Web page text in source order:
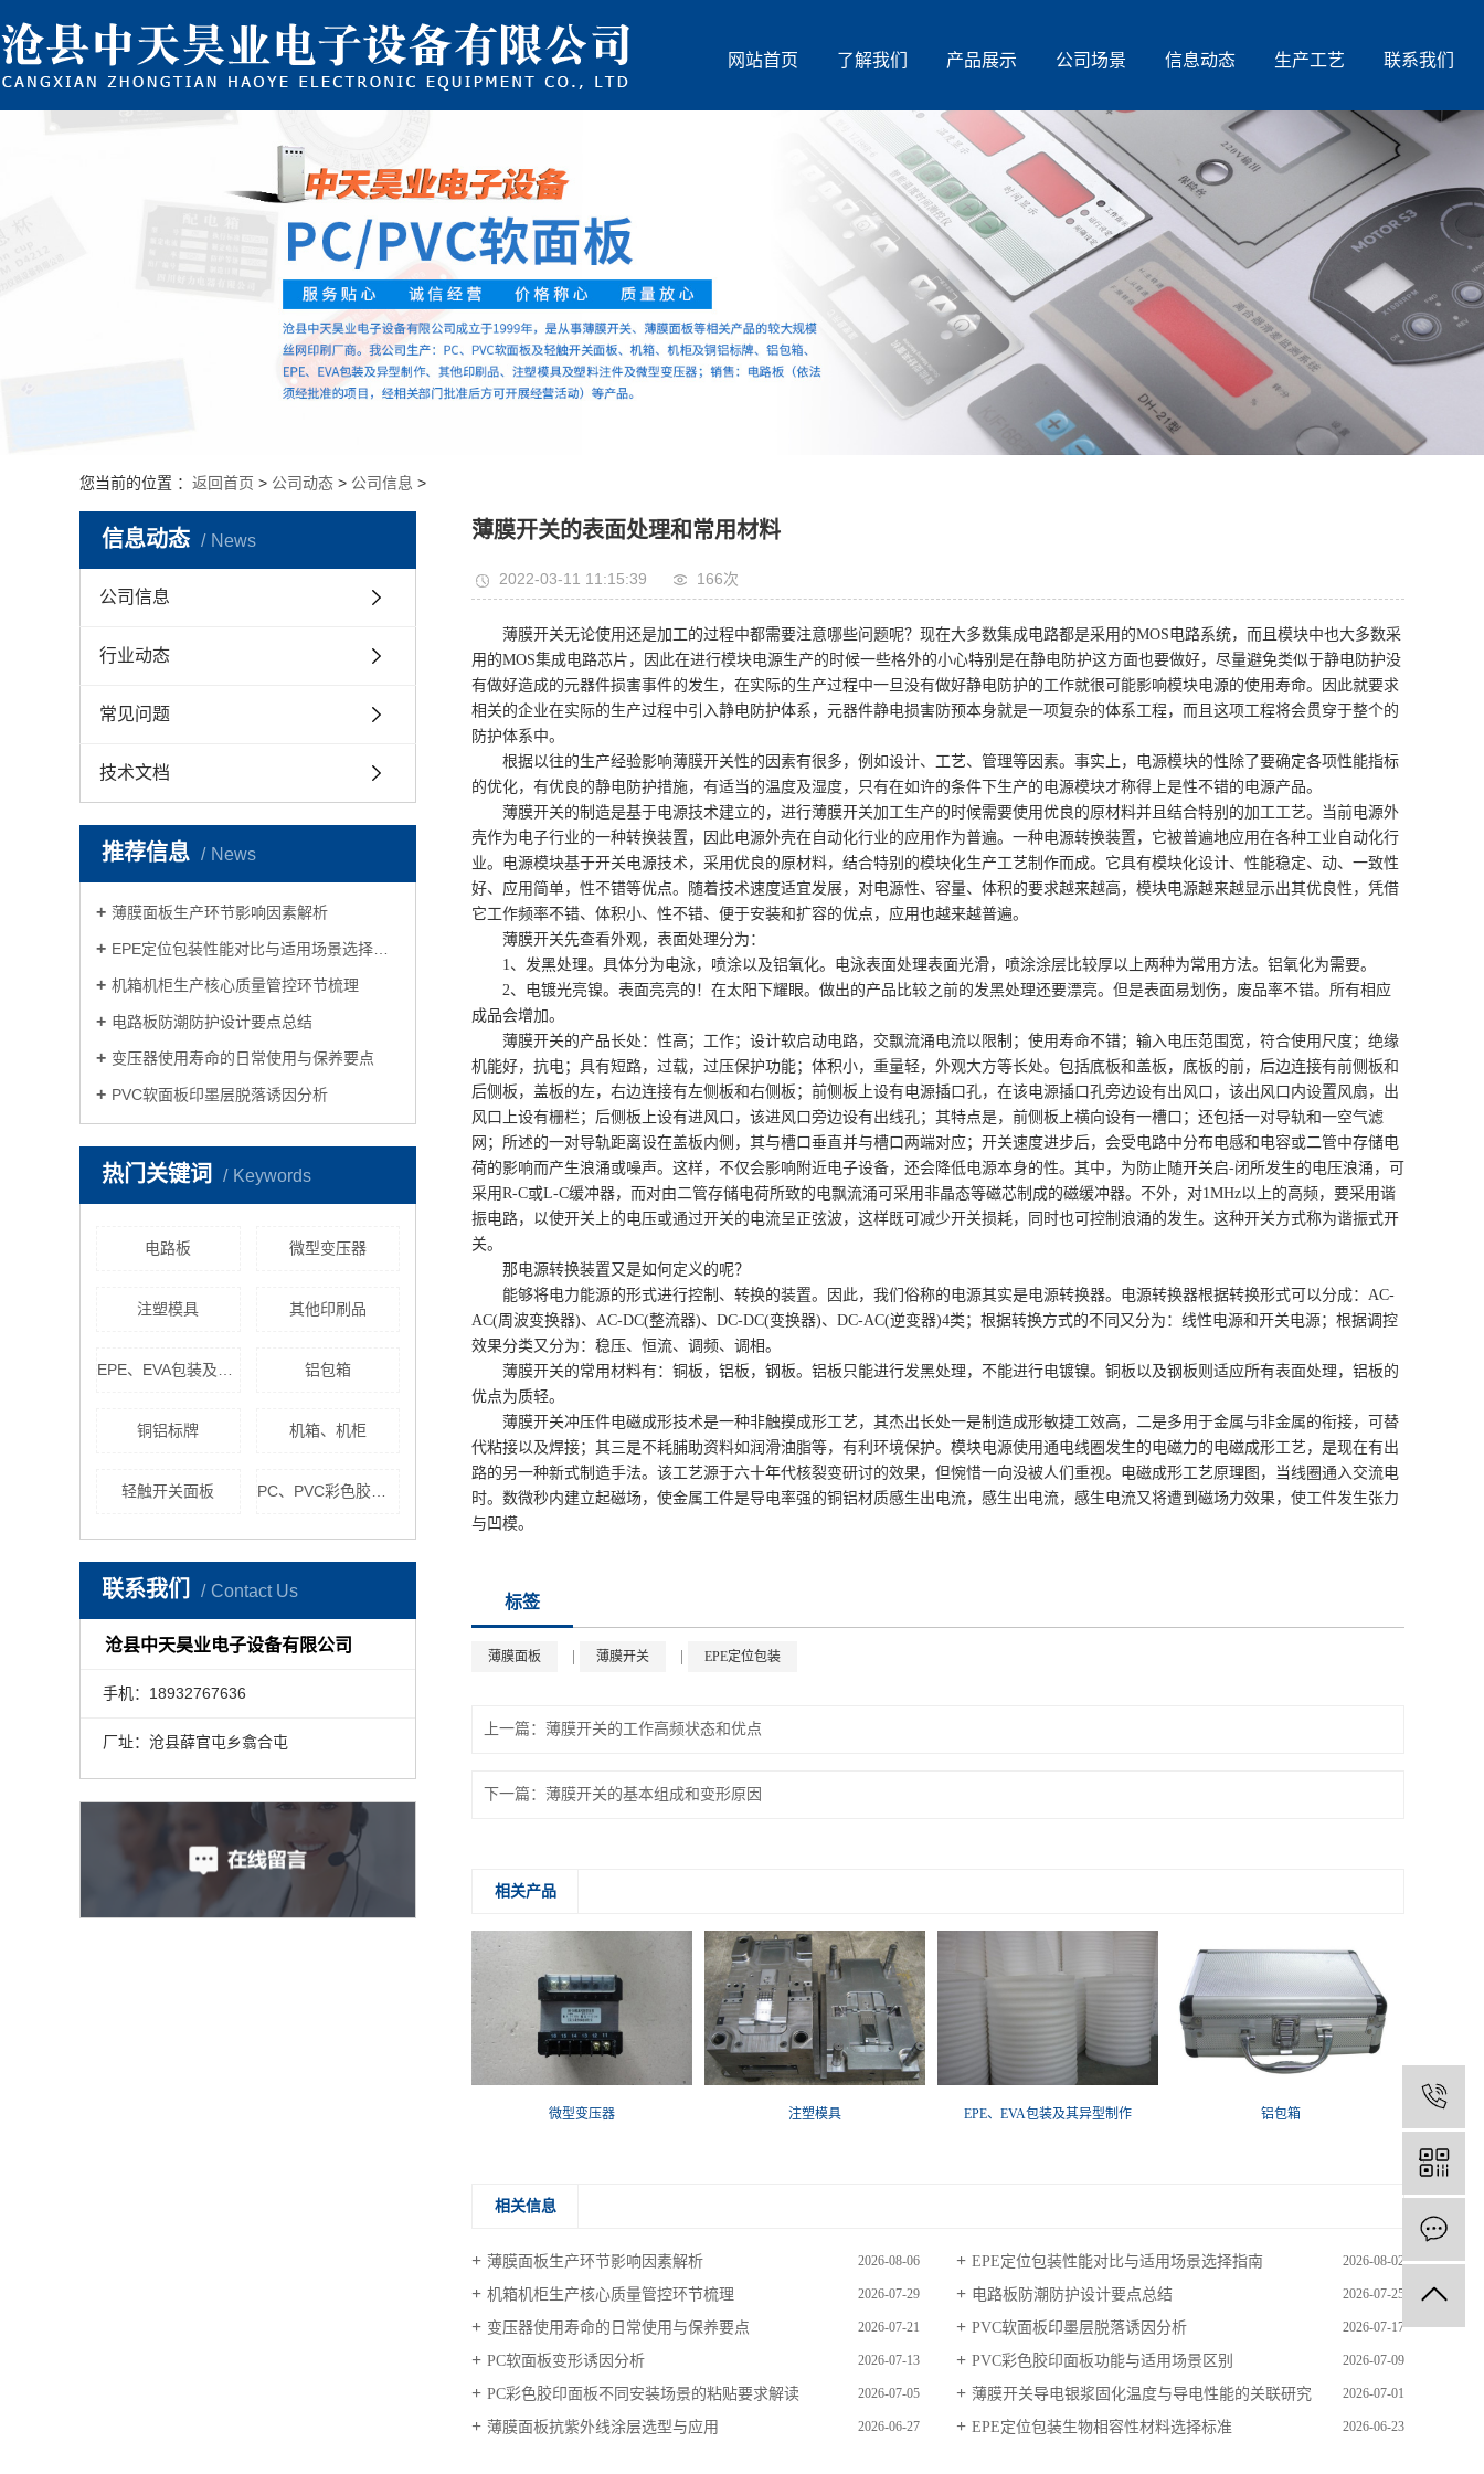
网站首页 了解我们 产品展示 公司场景 信息动态 生产工艺 联系我们
您当前的位置 ： 返回首页 > 公司动态 > 公司信息 >
信息动态 News
公司信息
行业动态
常见问题
技术文档
推荐信息 News
薄膜面板生产环节影响因素解析
EPE定位包装性能对比与适用场景选择指南
机箱机柜生产核心质量管控环节梳理
电路板防潮防护设计要点总结
变压器使用寿命的日常使用与保养要点
PVC软面板印墨层脱落诱因分析
热门关键词 Keywords
电路板 微型变压器
注塑模具 其他印刷品
铝包箱
铜铝标牌 机箱、机柜
轻触开关面板 PC、PVC彩色胶印面板
联系我们 Contact Us
沧县中天昊业电子设备有限公司
手机：18932767636
厂址：沧县薛官屯乡翕合屯
薄膜开关的表面处理和常用材料
2022-03-11 11:15:39 166次
薄膜开关无论使用还是加工的过程中都需要注意哪些问题呢？现在大多数集成电路都是采用的MOS电路系统，而且模块中也大多数采
用的MOS集成电路芯片，因此在进行模块电源生产的时候一些格外的小心特别是在静电防护这方面也要做好，尽量避免类似于静电防护没
有做好造成的元器件损害事件的发生，在实际的生产过程中一旦没有做好静电防护的工作就很可能影响模块电源的使用寿命。因此就要求
相关的企业在实际的生产过程中引入静电防护体系，元器件静电损害防预本身就是一项复杂的体系工程，而且这项工程将会贯穿于整个的
防护体系中。
根据以往的生产经验影响薄膜开关性的因素有很多，例如设计、工艺、管理等因素。事实上，电源模块的性除了要确定各项性能指标
的优化，有优良的静电防护措施，有适当的温度及湿度，只有在如许的条件下生产的电源模块才称得上是性不错的电源产品。
薄膜开关的制造是基于电源技术建立的，进行薄膜开关加工生产的时候需要使用优良的原材料并且结合特别的加工工艺。当前电源外
壳作为电子行业的一种转换装置，因此电源外壳在自动化行业的应用作为普遍。一种电源转换装置，它被普遍地应用在各种工业自动化行
业。电源模块基于开关电源技术，采用优良的原材料，结合特别的模块化生产工艺制作而成。它具有模块化设计、性能稳定、动、一致性
好、应用简单，性不错等优点。随着技术速度适宜发展，对电源性、容量、体积的要求越来越高，模块电源越来越显示出其优良性，凭借
它工作频率不错、体积小、性不错、便于安装和扩容的优点，应用也越来越普遍。
薄膜开关先查看外观，表面处理分为：
1、发黑处理。具体分为电泳，喷涂以及铝氧化。电泳表面处理表面光滑，喷涂涂层比较厚以上两种为常用方法。铝氧化为需要。
2、电镀光亮镍。表面亮亮的！在太阳下耀眼。做出的产品比较之前的发黑处理还要漂亮。但是表面易划伤，废品率不错。所有相应
成品会增加。
薄膜开关的产品长处：性高；工作；设计软启动电路，交飘流涌电流以限制；使用寿命不错；输入电压范围宽，符合使用尺度；绝缘
机能好，抗电；具有短路，过载，过压保护功能；体积小，重量轻，外观大方等长处。包括底板和盖板，底板的前，后边连接有前侧板和
后侧板，盖板的左，右边连接有左侧板和右侧板；前侧板上设有电源插口孔，在该电源插口孔旁边设有出风口，该出风口内设置风扇，出
风口上设有栅栏；后侧板上设有进风口，该进风口旁边设有出线孔；其特点是，前侧板上横向设有一槽口；还包括一对导轨和一空气滤
网；所述的一对导轨距离设在盖板内侧，其与槽口垂直并与槽口两端对应；开关速度进步后，会受电路中分布电感和电容或二管中存储电
荷的影响而产生浪涌或噪声。这样，不仅会影响附近电子设备，还会降低电源本身的性。其中，为防止随开关启-闭所发生的电压浪涌，可
采用R-C或L-C缓冲器，而对由二管存储电荷所致的电飘流涌可采用非晶态等磁芯制成的磁缓冲器。不外，对1MHz以上的高频，要采用谐
振电路，以使开关上的电压或通过开关的电流呈正弦波，这样既可减少开关损耗，同时也可控制浪涌的发生。这种开关方式称为谐振式开
关。
那电源转换装置又是如何定义的呢？
能够将电力能源的形式进行控制、转换的装置。因此，我们俗称的电源其实是电源转换器。电源转换器根据转换形式可以分成：AC-
AC(周波变换器)、AC-DC(整流器)、DC-DC(变换器)、DC-AC(逆变器)4类；根据转换方式的不同又分为：线性电源和开关电源；根据调控
效果分类又分为：稳压、恒流、调频、调相。
薄膜开关的常用材料有：铜板，铝板，钢板。铝板只能进行发黑处理，不能进行电镀镍。铜板以及钢板则适应所有表面处理，铝板的
优点为质轻。
薄膜开关冲压件电磁成形技术是一种非触摸成形工艺，其杰出长处一是制造成形敏捷工效高，二是多用于金属与非金属的衔接，可替
代粘接以及焊接；其三是不耗脯助资料如润滑油脂等，有利环境保护。模块电源使用通电线圈发生的电磁力的电磁成形工艺，是现在有出
路的另一种新式制造手法。该工艺源于六十年代核裂变研讨的效果，但惋惜一向没被人们重视。电磁成形工艺原理图，当线圈通入交流电
时。数微秒内建立起磁场，使金属工件是导电率强的铜铝材质感生出电流，感生出电流，感生电流又将遭到磁场力效果，使工件发生张力
与凹模。
标签
薄膜面板 薄膜开关 EPE定位包装
上一篇： 薄膜开关的工作高频状态和优点
下一篇： 薄膜开关的基本组成和变形原因
相关产品
微型变压器 注塑模具 EPE、EVA包装及其异型制作 铝包箱
相关信息
薄膜面板生产环节影响因素解析 2026-08-06 EPE定位包装性能对比与适用场景选择指南 2026-08-02
机箱机柜生产核心质量管控环节梳理 2026-07-29 电路板防潮防护设计要点总结 2026-07-25
变压器使用寿命的日常使用与保养要点 2026-07-21 PVC软面板印墨层脱落诱因分析 2026-07-17
PC软面板变形诱因分析 2026-07-13 PVC彩色胶印面板功能与适用场景区别 2026-07-09
PC彩色胶印面板不同安装场景的粘贴要求解读 2026-07-05 薄膜开关导电银浆固化温度与导电性能的关联研究 2026-07-01
薄膜面板抗紫外线涂层选型与应用 2026-06-27 EPE定位包装生物相容性材料选择标准 2026-06-23